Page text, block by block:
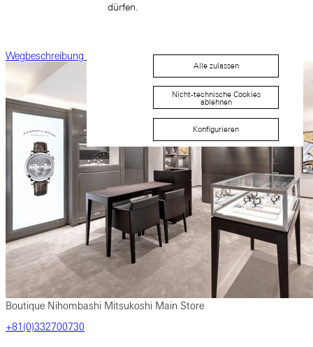
Wegbeschreibung
Boutique Nihombashi Mitsukoshi Main Store
‎+81(0)332700730
dürfen.
Alle zulassen
Nicht-technische Cookies
ablehnen
Konfigurieren